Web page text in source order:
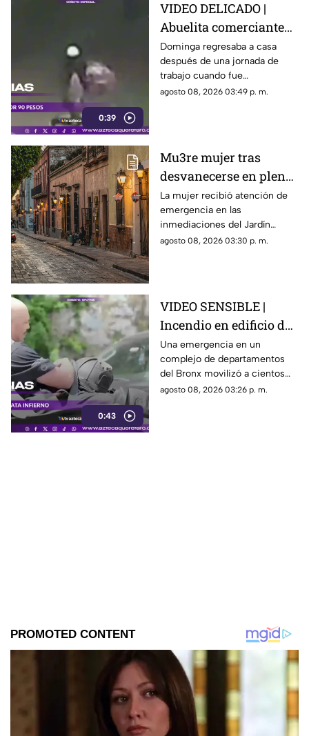
0:39
VIDEO DELICADO |
Abuelita comerciante
es as3sin4da en Puebla
por 90 pesos
Dominga regresaba a casa
después de una jornada de
trabajo cuando fue
interceptada por un hombre
agosto 08, 2026 03:49 p. m.
Mu3re mujer tras
desvanecerse en plena
vía pública en el Centro
Histórico de Querétaro
La mujer recibió atención de
emergencia en las
inmediaciones del Jardín
Corregidora, pero los
agosto 08, 2026 03:30 p. m.
0:43
VIDEO SENSIBLE |
Incendio en edificio de
Nueva York deja un
mu3rto y 14 heridos
Una emergencia en un
complejo de departamentos
del Bronx movilizó a cientos
de bomberos y dejó víctimas
agosto 08, 2026 03:26 p. m.